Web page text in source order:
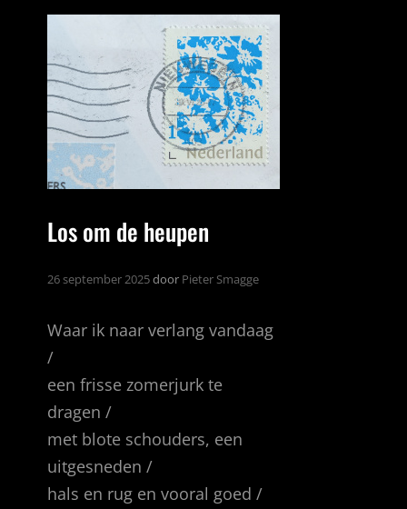
Los om de heupen
26 september 2025door Pieter Smagge
Waar ik naar verlang vandaag
/
een frisse zomerjurk te
dragen /
met blote schouders, een
uitgesneden /
hals en rug en vooral goed /